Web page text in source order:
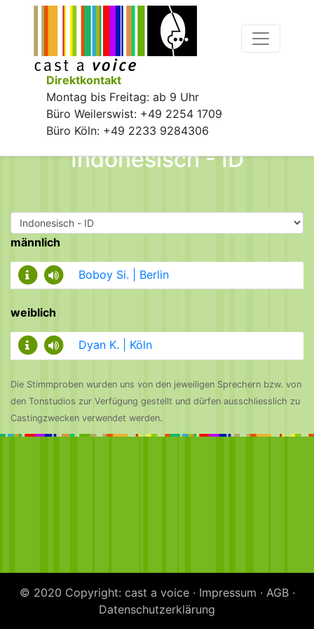
Direktkontakt
Montag bis Freitag: ab 9 Uhr
Büro Weilerswist: +49 2254 1709
Büro Köln: +49 2233 9284306
Indonesisch - ID
männlich
Boboy Si. | Berlin
weiblich
Dyan K. | Köln
Die Stimmproben wurden uns von den jeweiligen Sprechern bzw. von
den Tonstudios zur Verfügung gestellt und dürfen ausschliesslich zu
Castingzwecken verwendet werden.
© 2020 Copyright: cast a voice · Impressum · AGB·
Datenschutzerklärung